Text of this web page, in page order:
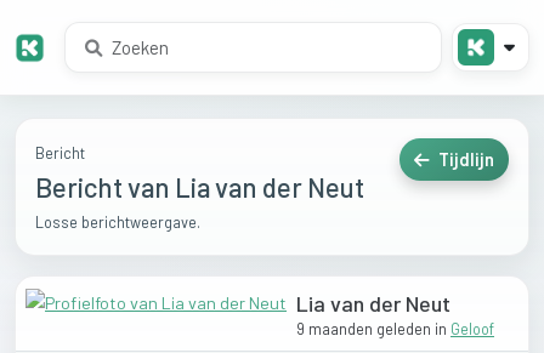
Bericht
Bericht van Lia van der Neut
Losse berichtweergave.
Tijdlijn
Lia van der Neut
9 maanden geleden in Geloof